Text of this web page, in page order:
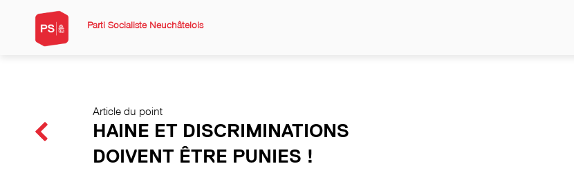
Parti Socialiste Neuchâtelois
Article du point
HAINE ET DISCRIMINATIONS
DOIVENT ÊTRE PUNIES !